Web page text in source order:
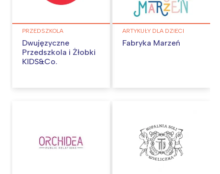
PRZEDSZKOLA
Dwujęzyczne
Przedszkola i Żłobki
KIDS&Co.
ARTYKUŁY DLA DZIECI
Fabryka Marzeń